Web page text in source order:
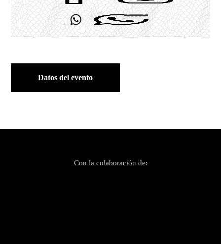
Datos del evento
Con la colaboración de: